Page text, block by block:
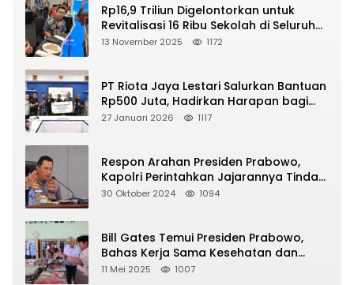
Rp16,9 Triliun Digelontorkan untuk
Revitalisasi 16 Ribu Sekolah di Seluruh
Indonesia
13 November 2025 1172
PT Riota Jaya Lestari Salurkan Bantuan
Rp500 Juta, Hadirkan Harapan bagi
Korban Bencana di Sumatera
27 Januari 2026 1117
Respon Arahan Presiden Prabowo,
Kapolri Perintahkan Jajarannya Tindak
Tegas Pelaku Judi Online
30 Oktober 2024 1094
Bill Gates Temui Presiden Prabowo,
Bahas Kerja Sama Kesehatan dan
Program Makan Bergizi Gratis
11 Mei 2025 1007